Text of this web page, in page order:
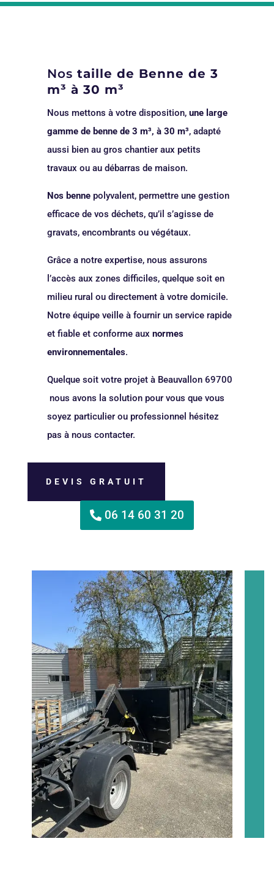
Nos taille de Benne de 3
m³ à 30 m³
Nous mettons à votre disposition, une large
gamme de benne de 3 m³, à 30 m³, adapté
aussi bien au gros chantier aux petits
travaux ou au débarras de maison.
Nos bennepolyvalent, permettre une gestion
efficace de vos déchets, qu’il s’agisse de
gravats, encombrants ou végétaux.
Grâce a notre expertise, nous assurons
l’accès aux zones difficiles, quelque soit en
milieu rural ou directement à votre domicile.
Notre équipe veille à fournir un service rapide
et fiable et conforme aux normes
environnementales.
Quelque soit votre projet à Beauvallon 69700
nous avons la solution pour vous que vous
soyez particulier ou professionnel hésitez
pas à nous contacter.
DEVIS GRATUIT
06 14 60 31 20